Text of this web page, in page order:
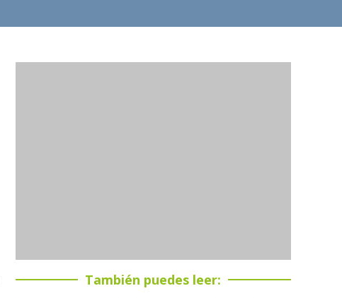
También puedes leer: